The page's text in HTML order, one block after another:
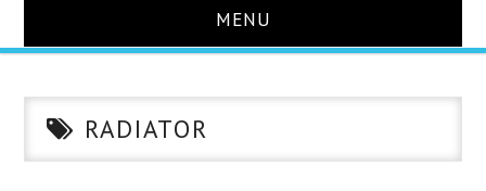
MENU
DLA FIRMRADIATOR